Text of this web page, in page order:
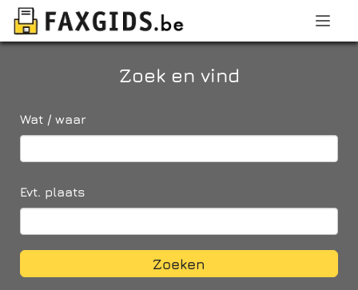
Zoek en vind
Wat / waar
Evt. plaats
Zoeken